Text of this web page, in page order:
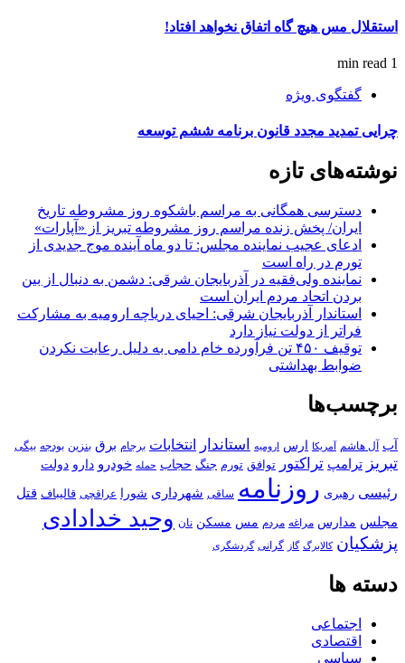
استقلال مس هیچ گاه اتفاق نخواهد افتاد!
1 min read
گفتگوی ویژه
چرایی تمدید مجدد قانون برنامه ششم توسعه
نوشته‌های تازه
دسترسی همگانی به مراسم باشکوه روز مشروطه تاریخ
ایران/ پخش زنده مراسم روز مشروطه تبریز از «آپارات»
ادعای عجیب نماینده مجلس: تا دو ماه آینده موج جدیدی از
تورم در راه است
نماینده ولی‌فقیه در آذربایجان شرقی: دشمن به دنبال از بین
بردن اتحاد مردم ایران است
استاندار آذربایجان شرقی: احیای دریاچه ارومیه به مشارکت
فراتر از دولت نیاز دارد
توقیف ۴۵۰ تن فرآورده خام دامی به دلیل رعایت نکردن
ضوابط بهداشتی
برچسب‌ها
آب آل هاشم آمریکا ارس ارومیه استاندار انتخابات برجام برق بنزین بودجه بیگی
تبریز ترامپ تراکتور توافق تورم جنگ حجاب حمله خودرو دارو دولت
رئیسی رهبری روزنامه ساقی شهرداری شورا عراقچی قالیباف قتل
مجلس مدارس مراغه مردم مس مسکن نان وحید خدادادی
پزشکیان کالابرگ گاز گرانی گردشگری
دسته ها
اجتماعی
اقتصادی
سیاسی